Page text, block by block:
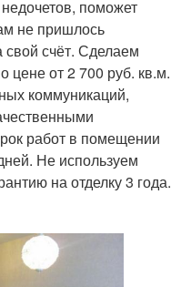
поможет
не пришлось
свой счёт. Сделаем
цене от 2 700 руб. кв.м.
коммуникаций,
работ в помещении
Не используем
на отделку 3 года.